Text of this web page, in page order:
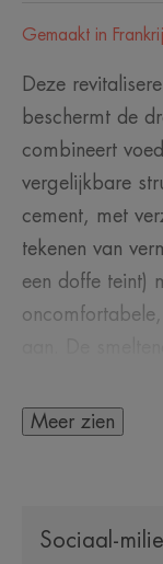
Gemaakt in
Deze
beschermt de
combineert
vergelijkbare
cement, met
tekenen van
een doffe teint)
natuurlijke
huidcellen, en
Meer zien
Sociaal-